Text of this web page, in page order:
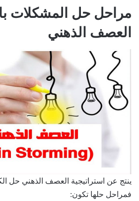
مراحل حل المشكلات
العصف الذهني
ينتج عن استراتيجية العصف الذهني حل
فمراحل حلها تكون: